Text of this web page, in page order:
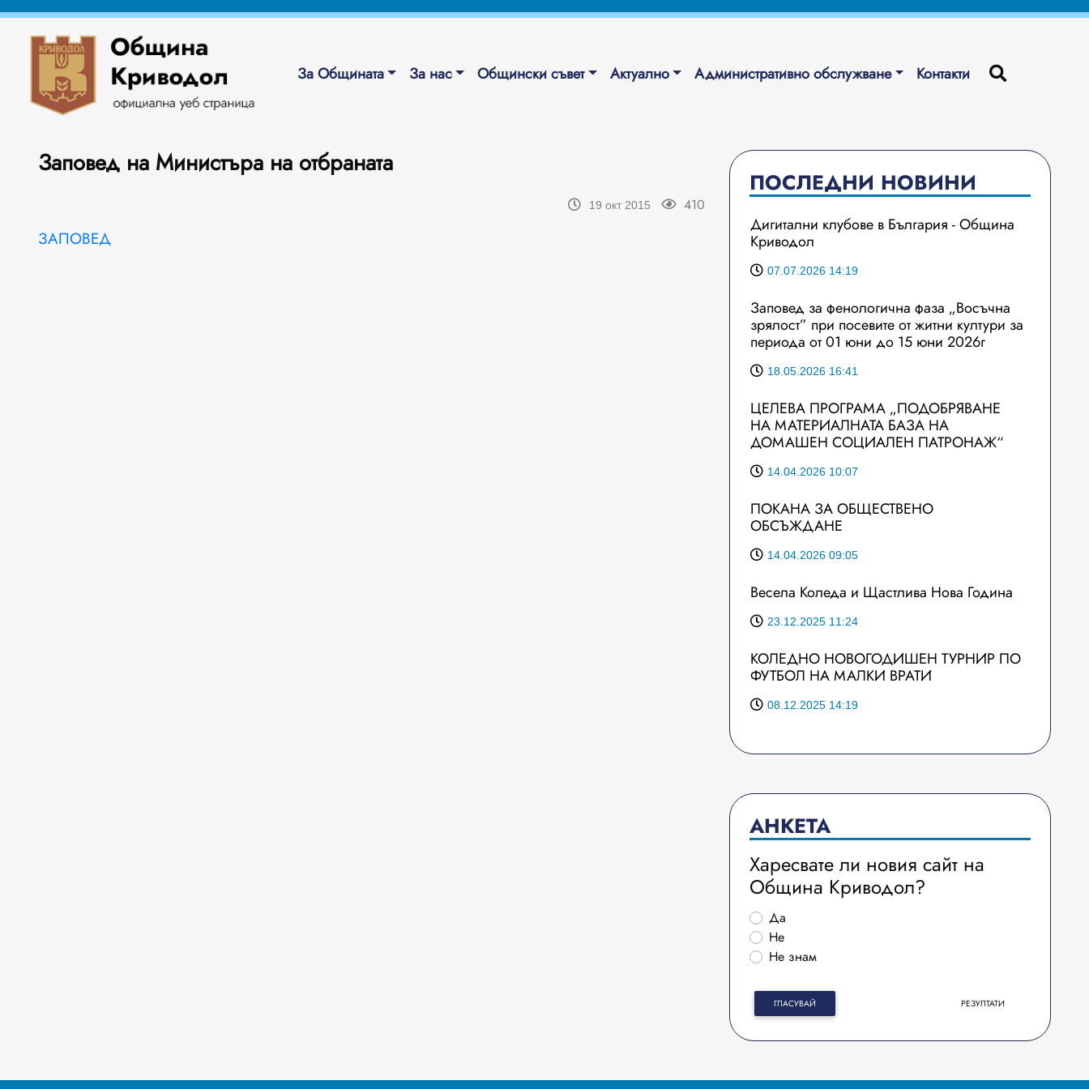
За Общината За нас Общински съвет Актуално Административно обслужване Контакти
Заповед на Министъра на отбраната
19 окт 2015 410
ЗАПОВЕД
ПОСЛЕДНИ НОВИНИ
Дигитални клубове в България - Община
Криводол
07.07.2026 14:19
Заповед за фенологична фаза „Восъчна
зрялост” при посевите от житни култури за
периода от 01 юни до 15 юни 2026г
18.05.2026 16:41
ЦЕЛЕВА ПРОГРАМА „ПОДОБРЯВАНЕ
НА МАТЕРИАЛНАТА БАЗА НА
ДОМАШЕН СОЦИАЛЕН ПАТРОНАЖ“
14.04.2026 10:07
ПОКАНА ЗА ОБЩЕСТВЕНО
ОБСЪЖДАНЕ
14.04.2026 09:05
Весела Коледа и Щастлива Нова Година
23.12.2025 11:24
КОЛЕДНО НОВОГОДИШЕН ТУРНИР ПО
ФУТБОЛ НА МАЛКИ ВРАТИ
08.12.2025 14:19
АНКЕТА
Харесвате ли новия сайт на
Община Криводол?
Да
Не
Не знам
ГЛАСУВАЙ РЕЗУЛТАТИ